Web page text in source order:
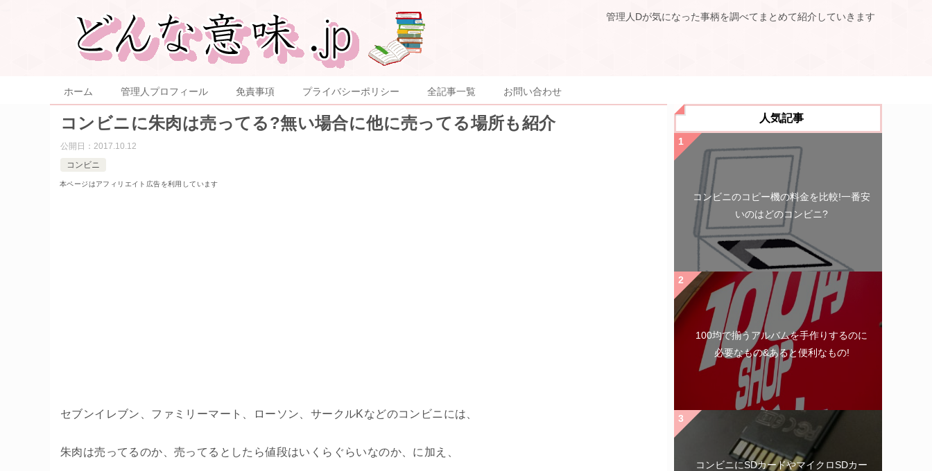
管理人Dが気になった事柄を調べてまとめて紹介していきます
ホーム 管理人プロフィール 免責事項 プライバシーポリシー 全記事一覧 お問い合わせ
コンビニに朱肉は売ってる?無い場合に他に売ってる場所も紹介
公開日： 2017.10.12
コンビニ
本ページはアフィリエイト広告を利用しています
セブンイレブン、ファミリーマート、ローソン、サークルKなどのコンビニには、
朱肉は売ってるのか、売ってるとしたら値段はいくらぐらいなのか、に加え、
人気記事
コンビニのコピー機の料金を比較!一番安
いのはどのコンビニ?
100均で揃うアルバムを手作りするのに
必要なもの&あると便利なもの!
コンビニにSDカードやマイクロSDカー